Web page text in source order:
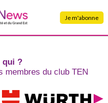
Je m'abonne
qui ?
membres du club TEN